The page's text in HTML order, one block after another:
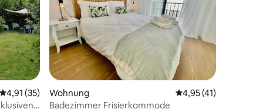
Bewertungen
Durchschnittliche Bewertung: 4,91 von 5, 35 Bewertungen
4,91 (35)
Wohnung Durchschnittliche
4,95 (41)
Badezimmer Frisierkommode